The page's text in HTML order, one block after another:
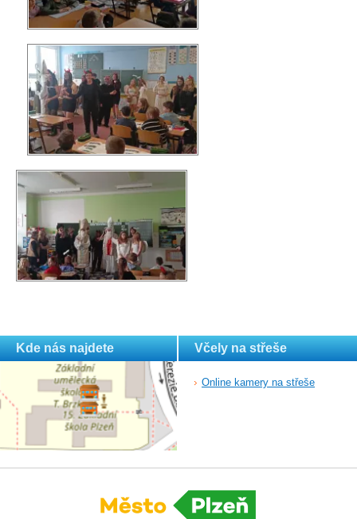
Kde nás najdete Včely na střeše
Online kamery na střeše